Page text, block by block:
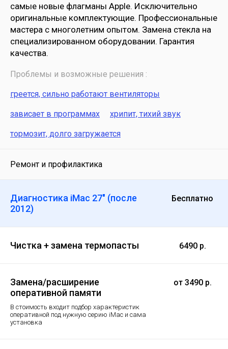
самые новые флагманы Apple. Исключительно
оригинальные комплектующие. Профессиональные
мастера с многолетним опытом. Замена стекла на
специализированном оборудовании. Гарантия
качества.
Проблемы и возможные решения :
греется, сильно работают вентиляторы
зависает в программах хрипит, тихий звук
тормозит, долго загружается
Ремонт и профилактика
Диагностика iMac 27" (после
2012)
Бесплатно
Чистка + замена термопасты 6490 р.
Замена/расширение
оперативной памяти
В стоимость входит подбор характеристик
оперативной под нужную серию iMac и сама
установка
от 3490 р.